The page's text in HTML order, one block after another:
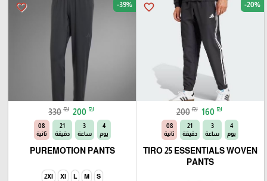
favorite_border -20%
200 ₪ 160 ₪
4
يوم
3
ساعة
21
دقيقة
06
ثانية
TIRO 25 ESSENTIALS WOVEN
PANTS
favorite_border -39%
330 ₪ 200 ₪
4
يوم
3
ساعة
21
دقيقة
06
ثانية
PUREMOTION PANTS
S
M
L
Xl
2Xl